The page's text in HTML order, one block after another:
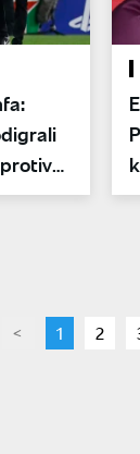
pageYou're
1 page
2